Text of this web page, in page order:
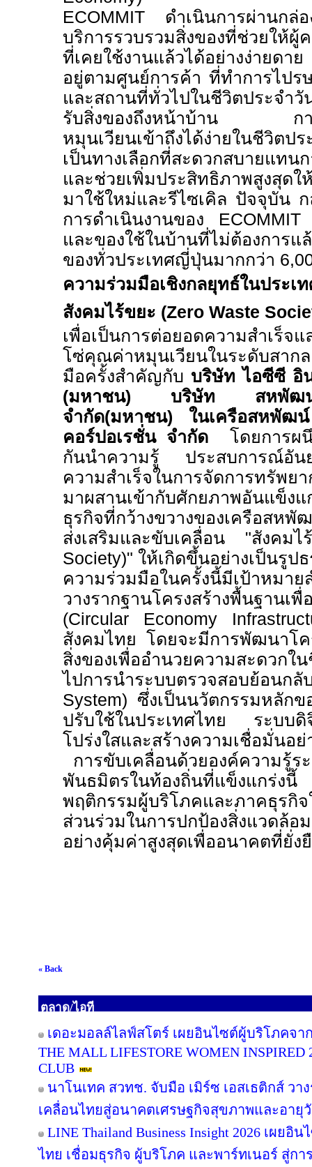
ECOMMIT ดำเนินการผ่านก
บริการรวบรวมสิ่งของที่ช่วยให้ผู้
ที่เคยใช้งานแล้วได้อย่างง่ายดา
อยู่ตามศูนย์การค้า ที่ทำการไป
และสถานที่ทั่วไปในชีวิตประจำวั
รับสิ่งของถึงหน้าบ้าน การท
หมุนเวียนเข้าถึงได้ง่ายในชีวิต
เป็นทางเลือกที่สะดวกสบายแทน
และช่วยเพิ่มประสิทธิภาพสูงสุดใ
มาใช้ใหม่และรีไซเคิล ปัจจุบัน
การดำเนินงานของ
และของใช้ในบ้านที่ไม่ต้องการแ
ของทั่วประเทศญี่ปุ่นมากกว่า
ความร่วมมือเชิงกลยุทธ์ในประเ
สังคมไร้ขยะ (Zero Waste
เพื่อเป็นการต่อยอดความสำเร็จ
โซ่คุณค่าหมุนเวียนในระดับสา
มือครั้งสำคัญกับ บริษัท ไอซีซี อิ
(มหาชน) บริษัท สหพัฒน
จำกัด(มหาชน) ในเครือสหพัฒน์
คอร์ปอเรชั่น จำกัด โดยการผนึ
กันนำความรู้ ประสบการณ์อั
ความสำเร็จในการจัดการทรัพย
มาผสานเข้ากับศักยภาพอันแข็งแ
ธุรกิจที่กว้างขวางของเครือสหพั
ส่งเสริมและขับเคลื่อน "สังคม
Society)" ให้เกิดขึ้นอย่างเป็นรูป
ความร่วมมือในครั้งนี้มีเป้าหมาย
วางรากฐานโครงสร้างพื้นฐานเ
(Circular Economy
สังคมไทย โดยจะมีการพัฒนาโ
สิ่งของเพื่ออำนวยความสะดวก
ไปการนำระบบตรวจสอบ
System) ซึ่งเป็นนวัตกรรมหลัก
ปรับใช้ในประเทศไทย ระบบดิ
โปร่งใสและสร้างความเชื่อมั่นอย่
การขับเคลื่อนด้วยองค์ความรู้ร
พันธมิตรในท้องถิ่นที่แข็งแกร่
พฤติกรรมผู้บริโภคและภาคธุร
ส่วนร่วมในการปกป้องสิ่งแวดล้อ
อย่างคุ้มค่าสูงสุดเพื่ออนาคตที่ยั่ง
« Back
ตลาด/ไอที
เดอะมอลล์ไลฟ์สโตร์ เผยอินไซต์ผู้บริโภคจา
THE MALL LIFESTORE WOMEN INSPIRED
CLUB
นาโนเทค สวทช. จับมือ เมิร์ซ เอสเธติกส์ วา
เคลื่อนไทยสู่อนาคตเศรษฐกิจสุขภาพและอายุ
LINE Thailand Business Insight 2026 เผย
ไทย เชื่อมธุรกิจ ผู้บริโภค และพาร์ทเนอร์ สู่กา